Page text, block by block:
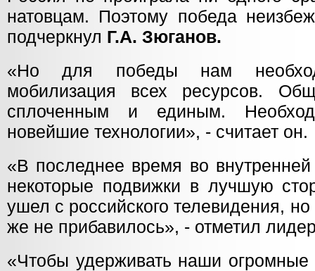
натовцам. Поэтому победа
подчеркнул Г.А. Зюганов.
«Но для победы нам
мобилизация всех ресурсов.
сплоченным и единым.
новейшие технологии», - считает он.
«В последнее время во внутренней
некоторые подвижки в лучшую
ушел с российского телевидения, но
же не прибавилось», - отметил
«Чтобы удерживать наши огромные